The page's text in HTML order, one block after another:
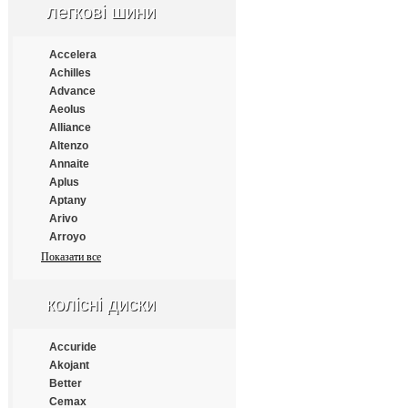
Continental
Cooper
Cossack
Cratos
CrossWind
Daewoo
Dayton
Debica
Deestone
Diamondback
Distance
Double Coin
Double Happiness
Double Road
Drivemaster
Duraturn
Durun
Eced
Ecovision
легкові шини
Accelera
Achilles
Advance
Aeolus
Alliance
Altenzo
Annaite
Aplus
Aptany
Arivo
Arroyo
Atlander
Austone
Bars
Barum
BFGoodrich
Blacklion
Показати все
колісні диски
Accuride
Akojant
Better
Cemax